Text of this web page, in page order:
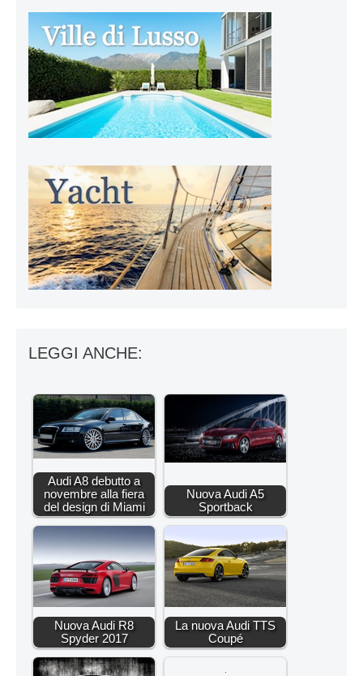
LEGGI ANCHE:
Audi A8 debutto a
novembre alla fiera
del design di Miami
Nuova Audi A5
Sportback
Nuova Audi R8
Spyder 2017
La nuova Audi TTS
Coupé